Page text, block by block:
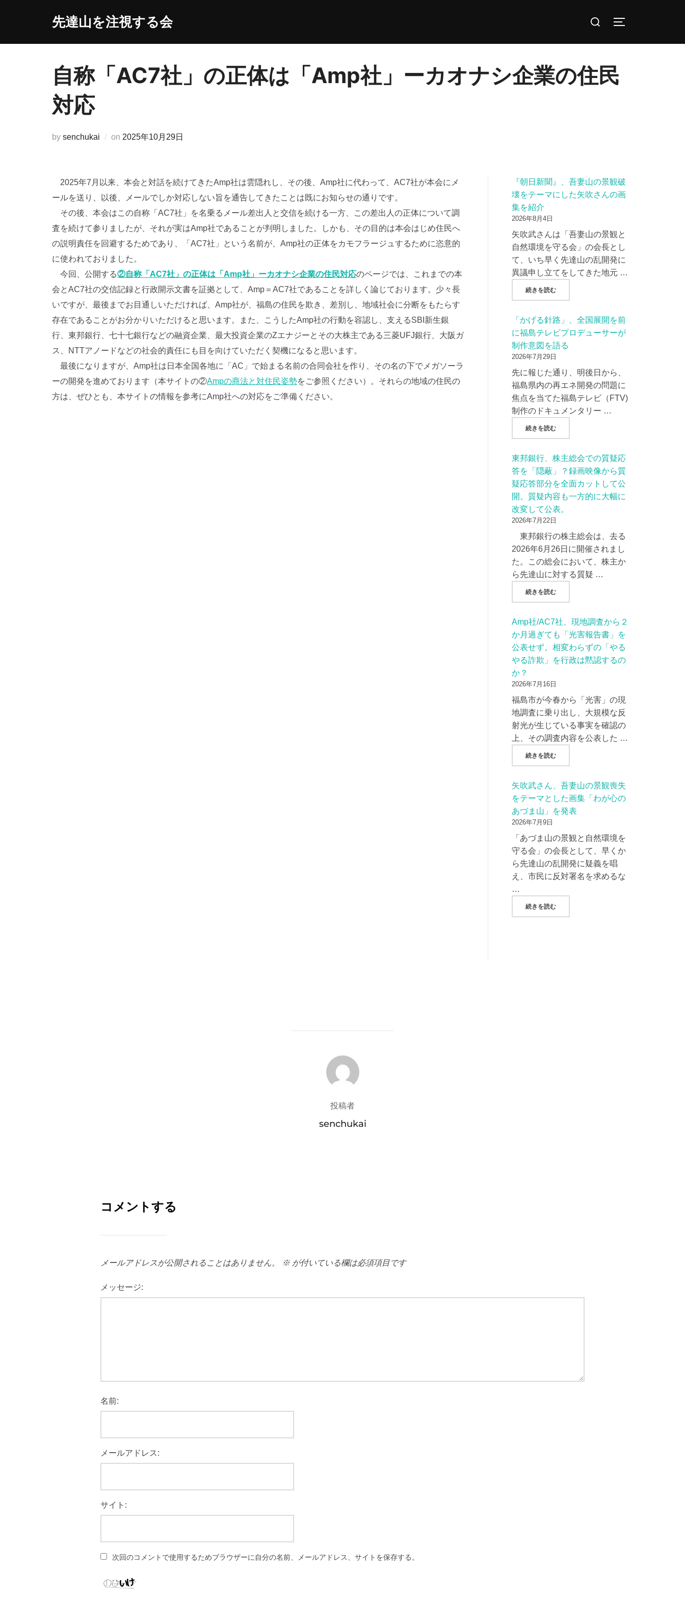
先達山を注視する会
検
対
サイドバーとナ
自称「AC7社」の正体は「Amp社」ーカオナシ企業の住民
対応
by senchukai on 投
2025年10月29日
2025年7月以来、本会と対話を続けてきたAmp社は雲隠れし、その後、Amp社に代わって、AC7社が本会にメ
ールを送り、以後、メールでしか対応しない旨を通告してきたことは既にお知らせの通りです。
その後、本会はこの自称「AC7社」を名乗るメール差出人と交信を続ける一方、この差出人の正体について調
査を続けて参りましたが、それが実はAmp社であることが判明しました。しかも、その目的は本会はじめ住民へ
の説明責任を回避するためであり、「AC7社」という名前が、Amp社の正体をカモフラージュするために恣意的
に使われておりました。
今回、公開する②自称「AC7社」の正体は「Amp社」ーカオナシ企業の住民対応のページでは、これまでの本
会とAC7社の交信記録と行政開示文書を証拠として、Amp＝AC7社であることを詳しく論じております。少々長
いですが、最後までお目通しいただければ、Amp社が、福島の住民を欺き、差別し、地域社会に分断をもたらす
存在であることがお分かりいただけると思います。また、こうしたAmp社の行動を容認し、支えるSBI新生銀
行、東邦銀行、七十七銀行などの融資企業、最大投資企業のZエナジーとその大株主である三菱UFJ銀行、大阪ガ
ス、NTTアノードなどの社会的責任にも目を向けていただく契機になると思います。
最後になりますが、Amp社は日本全国各地に「AC」で始まる名前の合同会社を作り、その名の下でメガソーラ
ーの開発を進めております（本サイトの②Ampの商法と対住民姿勢をご参照ください）。それらの地域の住民の
方は、ぜひとも、本サイトの情報を参考にAmp社への対応をご準備ください。
『朝日新聞』、吾妻山の景観破
壊をテーマにした矢吹さんの画
集を紹介
2026年8月4日
矢吹武さんは「吾妻山の景観と
自然環境を守る会」の会長とし
て、いち早く先達山の乱開発に
異議申し立てをしてきた地元 …
続きを読む"『朝日新聞』、吾妻山の景観破壊をテーマに
「かげる針路」、全国展開を前
に福島テレビプロデューサーが
制作意図を語る
2026年7月29日
先に報じた通り、明後日から、
福島県内の再エネ開発の問題に
焦点を当てた福島テレビ（FTV)
制作のドキュメンタリー …
続きを読む"「かげる針路」、全国展開を前に福島テレビ
東邦銀行、株主総会での質疑応
答を「隠蔽」？録画映像から質
疑応答部分を全面カットして公
開。質疑内容も一方的に大幅に
改変して公表。
2026年7月22日
東邦銀行の株主総会は、去る
2026年6月26日に開催されまし
た。この総会において、株主か
ら先達山に対する質疑 …
続きを読む"東邦銀行、株主総会での質疑応答を「隠蔽」
Amp社/AC7社、現地調査から２
か月過ぎても「光害報告書」を
公表せず。相変わらずの「やる
やる詐欺」を行政は黙認するの
か？
2026年7月16日
福島市が今春から「光害」の現
地調査に乗り出し、大規模な反
射光が生じている事実を確認の
上、その調査内容を公表した …
続きを読む"AMP社/AC7社、現地調査から２か月過ぎて
矢吹武さん、吾妻山の景観喪失
をテーマとした画集「わが心の
あづま山」を発表
2026年7月9日
「あづま山の景観と自然環境を
守る会」の会長として、早くか
ら先達山の乱開発に疑義を唱
え、市民に反対署名を求めるな
…
続きを読む"矢吹武さん、吾妻山の景観喪失をテーマとし
投稿者
投稿者
senchukai
コメントする
メールアドレスが公開されることはありません。 ※ が付いている欄は必須項目です
メッセージ:
名前:
メールアドレス:
サイト:
次回のコメントで使用するためブラウザーに自分の名前、メールアドレス、サイトを保存する。